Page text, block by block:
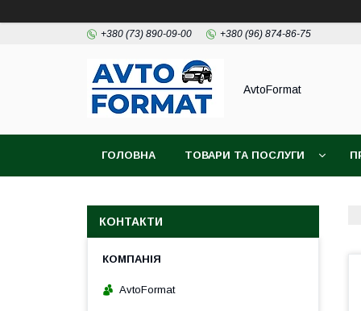
+380 (73) 890-09-00 +380 (96) 874-86-75
AvtoFormat
ГОЛОВНА ТОВАРИ ТА ПОСЛУГИ
КОНТАКТИ
AvtoFormat